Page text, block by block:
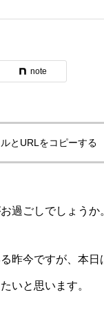
note
とURLをコピーする
過ごしでしょうか
昨今ですが、本
いと思います。